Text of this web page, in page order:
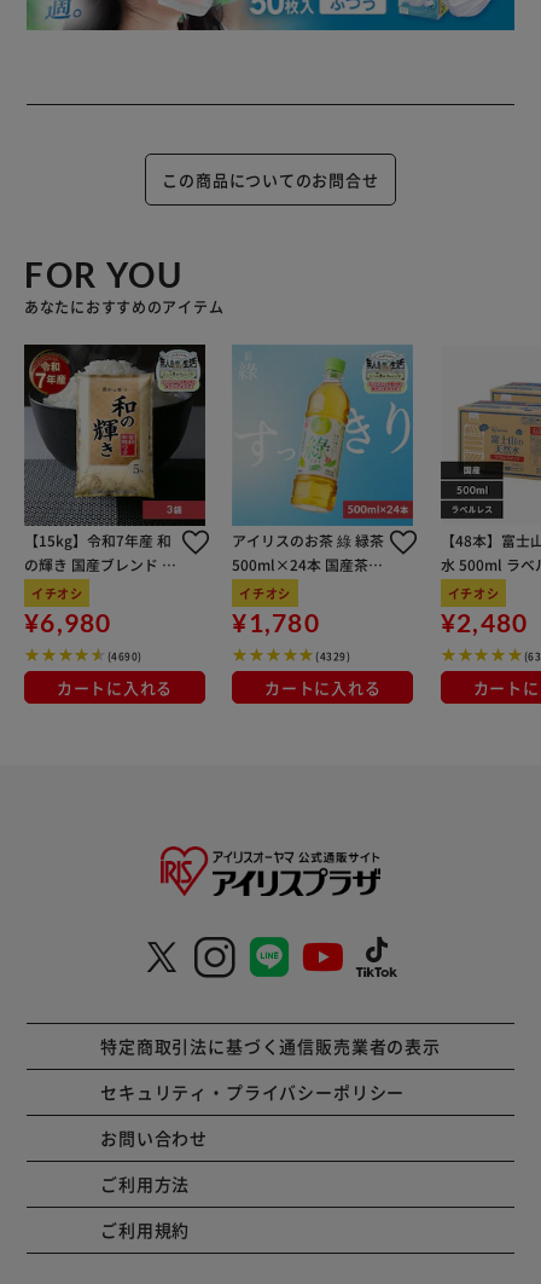
この商品についてのお問合せ
FOR YOU
あなたにおすすめのアイテム
【15kg】令和7年産 和
の輝き 国産ブレンド 5
kg×3袋
イチオシ
¥6,980
(4690)
カートに入れる
アイリスのお茶 綠 緑茶
500ml×24本 国産茶葉
100％使用
イチオシ
¥1,780
(4329)
カートに入れる
【48本】富士
水 500ml ラベ
イチオシ
¥2,480
カート
特定商取引法に基づく通信販売業者の表示
セキュリティ・プライバシーポリシー
お問い合わせ
ご利用方法
ご利用規約